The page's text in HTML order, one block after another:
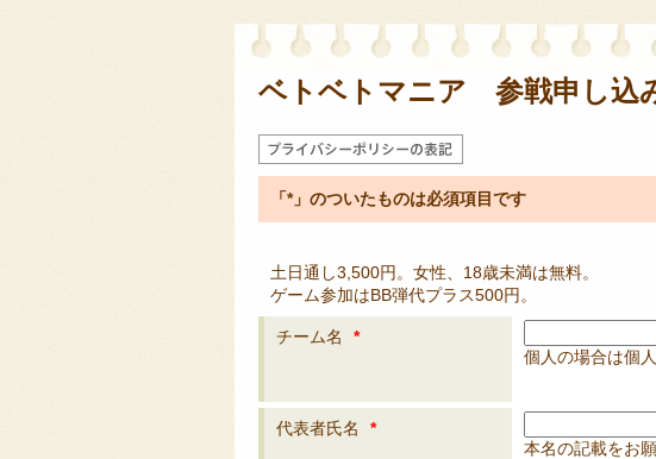
ベトベトマニア 参戦申し込
「*」のついたものは必須項目です
土日通し3,500円。女性、18歳未満は無料。
ゲーム参加はBB弾代プラス500円。
チーム名
*
個人の場合は個
代表者氏名
*
本名の記載をお願